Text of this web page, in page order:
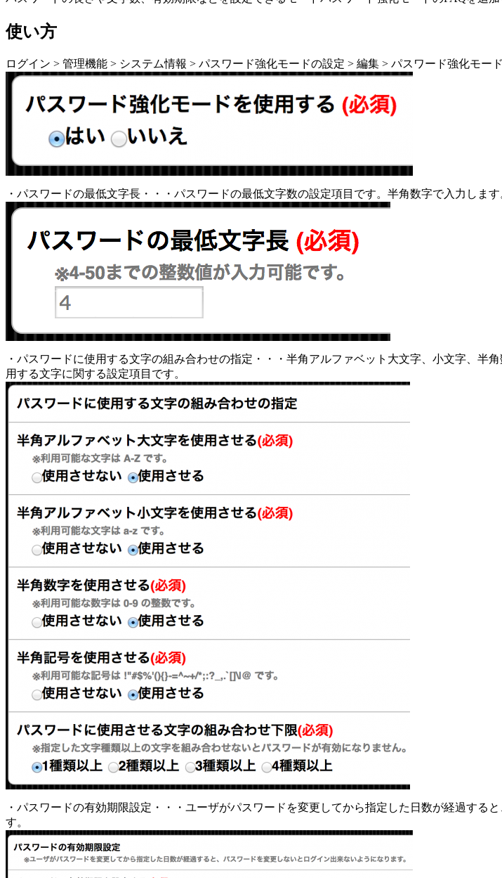
使い方
ログイン > 管理機能 > システム情報 > パスワード強化モードの設定 > 編集 > パスワード強化モー
・パスワードの最低文字長・・・パスワードの最低文字数の設定項目です。半角数字で入力します
・パスワードに使用する文字の組み合わせの指定・・・半角アルファベット大文字、小文字、
用する文字に関する設定項目です。
・パスワードの有効期限設定・・・ユーザがパスワードを変更してから指定した日数が経過す
す。